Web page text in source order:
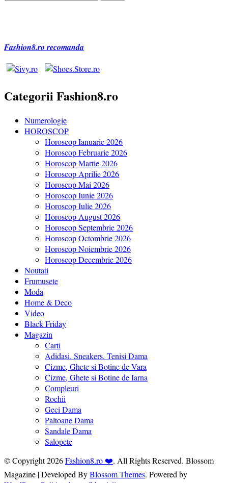
Fashion8.ro recomanda
Categorii Fashion8.ro
Numerologie
HOROSCOP
Horoscop Ianuarie 2026
Horoscop Februarie 2026
Horoscop Martie 2026
Horoscop Aprilie 2026
Horoscop Mai 2026
Horoscop Iunie 2026
Horoscop Iulie 2026
Horoscop August 2026
Horoscop Septembrie 2026
Horoscop Octombrie 2026
Horoscop Noiembrie 2026
Horoscop Decembrie 2026
Noutati
Frumusete
Moda
Home & Deco
Video
Black Friday
Magazin
Carti
Adidasi. Sneakers. Tenisi Dama
Cizme, Ghete si Botine de Vara
Cizme, Ghete si Botine de Iarna
Compleuri
Rochii
Geci Dama
Paltoane Dama
Sandale Dama
Salopete
© Copyright 2026Fashion8.ro ❤️. All Rights Reserved. Blossom
Magazine | Developed ByBlossom Themes. Powered by